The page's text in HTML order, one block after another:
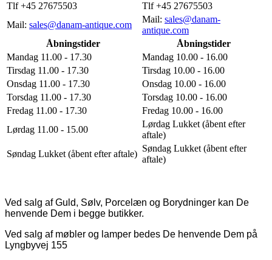
Tlf +45 27675503
Tlf +45 27675503
Mail: sales@danam-antique.com
Mail: sales@danam-
antique.com
Åbningstider
Åbningstider
Mandag 11.00 - 17.30
Mandag 10.00 - 16.00
Tirsdag 11.00 - 17.30
Tirsdag 10.00 - 16.00
Onsdag 11.00 - 17.30
Onsdag 10.00 - 16.00
Torsdag 11.00 - 17.30
Torsdag 10.00 - 16.00
Fredag 11.00 - 17.30
Fredag 10.00 - 16.00
Lørdag 11.00 - 15.00
Lørdag Lukket (åbent efter
aftale)
Søndag Lukket (åbent efter aftale)
Søndag Lukket (åbent efter
aftale)
Ved salg af Guld, Sølv, Porcelæn og Borydninger kan De
henvende Dem i begge butikker.
Ved salg af møbler og lamper bedes De henvende Dem på
Lyngbyvej 155